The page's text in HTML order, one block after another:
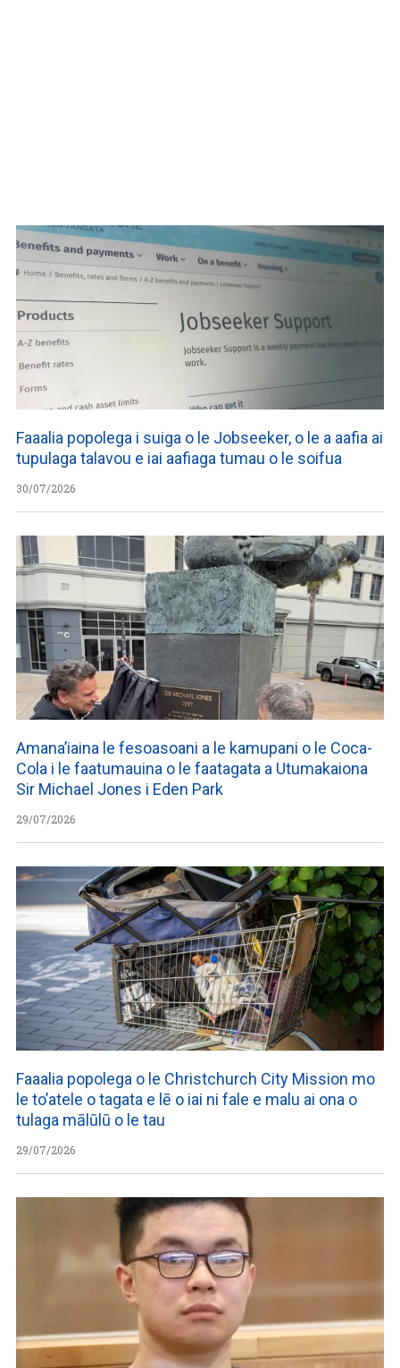
Faaalia popolega i suiga o le Jobseeker, o le a aafia ai
tupulaga talavou e iai aafiaga tumau o le soifua
30/07/2026
Amana’iaina le fesoasoani a le kamupani o le Coca-
Cola i le faatumauina o le faatagata a Utumakaiona
Sir Michael Jones i Eden Park
29/07/2026
Faaalia popolega o le Christchurch City Mission mo
le to’atele o tagata e lē o iai ni fale e malu ai ona o
tulaga mālūlū o le tau
29/07/2026